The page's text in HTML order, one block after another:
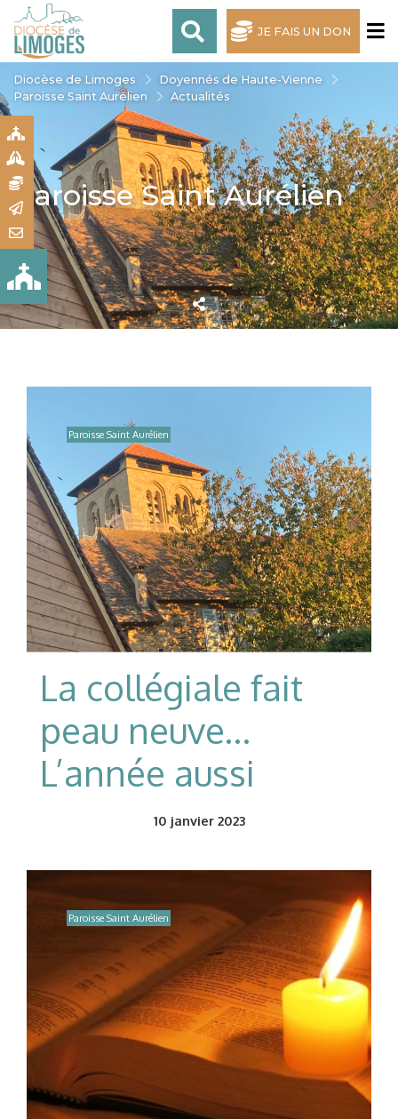
JE FAIS UN DON
Diocèse de Limoges
Doyennés de Haute-Vienne
Paroisse Saint Aurélien
Actualités
Paroisse Saint Aurélien
Paroisse Saint Aurélien
La collégiale fait
peau neuve…
L’année aussi
10 janvier 2023
Paroisse Saint Aurélien